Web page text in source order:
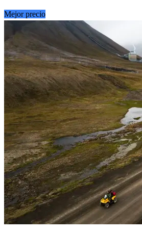
Mejor precio